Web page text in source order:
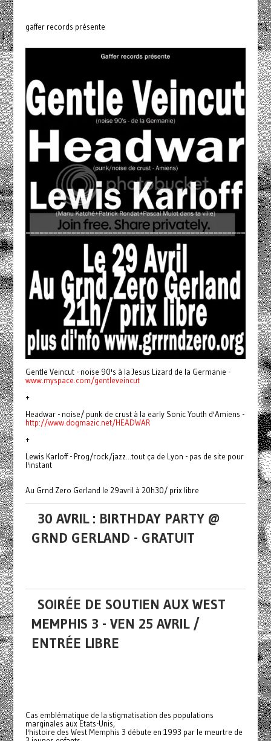
gaffer records présente
Gentle Veincut - noise 90's à la Jesus Lizard de la Germanie -
www.myspace.com/gentleveincut
+
Headwar - noise/ punk de crust à la early Sonic Youth d'Amiens -
http://www.dogmazic.net/HEADWAR
+
Lewis Karloff - Prog/rock/jazz...tout ça de Lyon - pas de site pour
l'instant
Au Grnd Zero Gerland le 29avril à 20h30/ prix libre
30 AVRIL : BIRTHDAY PARTY @
GRND GERLAND - GRATUIT
SOIRÉE DE SOUTIEN AUX WEST
MEMPHIS 3 - VEN 25 AVRIL /
ENTRÉE LIBRE
Cas emblématique de la stigmatisation des populations
marginales aux Etats-Unis,
l'histoire des West Memphis 3 débute en 1993 par le meurtre de